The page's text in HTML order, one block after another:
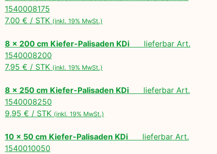
1540008175
7,00 € / STK (inkl. 19% MwSt.)
8 x 200 cm Kiefer-Palisaden KDi lieferbar Art.
1540008200
7,95 € / STK (inkl. 19% MwSt.)
8 x 250 cm Kiefer-Palisaden KDi lieferbar Art.
1540008250
9,95 € / STK (inkl. 19% MwSt.)
10 x 50 cm Kiefer-Palisaden KDi lieferbar Art.
1540010050